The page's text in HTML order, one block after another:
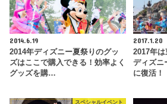
2014.6.19
2014年ディズニー夏祭りのグッ
ズはここで購入できる！効率よく
グッズを購…
2017.1.20
2017年
ディズニ
に復活！
スペシャルイベント